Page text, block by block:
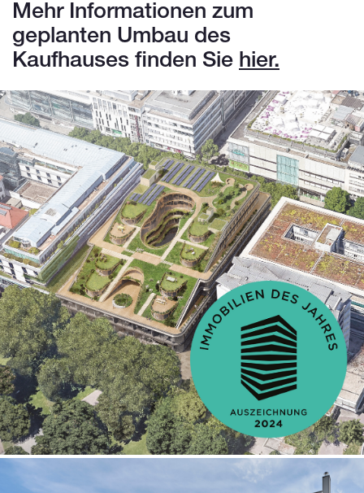
Mehr Informationen zum
geplanten Umbau des
Kaufhauses finden Sie hier.